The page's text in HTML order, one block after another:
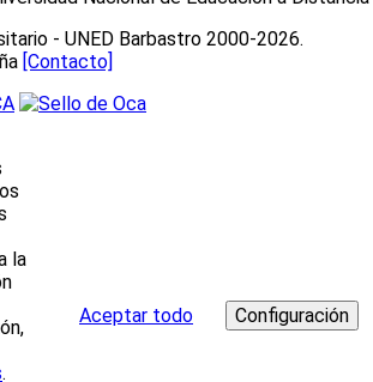
- UNED Barbastro 2000-2026.
[Contacto]
la
.
Aceptar todo